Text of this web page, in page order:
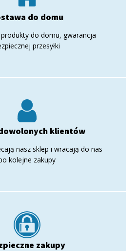
do domu
do domu, gwarancja
przesyłki
klientów
nasz sklep i wracają do nas
kolejne zakupy
zakupy